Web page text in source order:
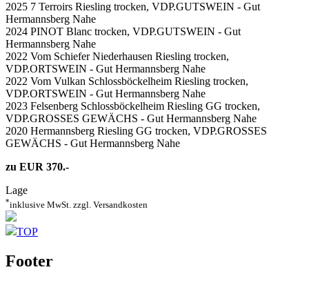
2025 7 Terroirs Riesling trocken, VDP.GUTSWEIN - Gut
Hermannsberg Nahe
2024 PINOT Blanc trocken, VDP.GUTSWEIN - Gut
Hermannsberg Nahe
2022 Vom Schiefer Niederhausen Riesling trocken,
VDP.ORTSWEIN - Gut Hermannsberg Nahe
2022 Vom Vulkan Schlossböckelheim Riesling trocken,
VDP.ORTSWEIN - Gut Hermannsberg Nahe
2023 Felsenberg Schlossböckelheim Riesling GG trocken,
VDP.GROSSES GEWÄCHS - Gut Hermannsberg Nahe
2020 Hermannsberg Riesling GG trocken, VDP.GROSSES
GEWÄCHS - Gut Hermannsberg Nahe
zu EUR 370.-
Lage
*inklusive MwSt. zzgl. Versandkosten
TOP
Footer